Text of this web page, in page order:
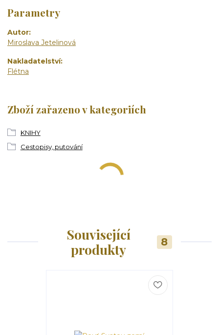
Parametry
Autor
Miroslava Jetelinová
Nakladatelství
Flétna
Zboží zařazeno v kategoriích
KNIHY
Cestopisy, putování
Související
produkty
8